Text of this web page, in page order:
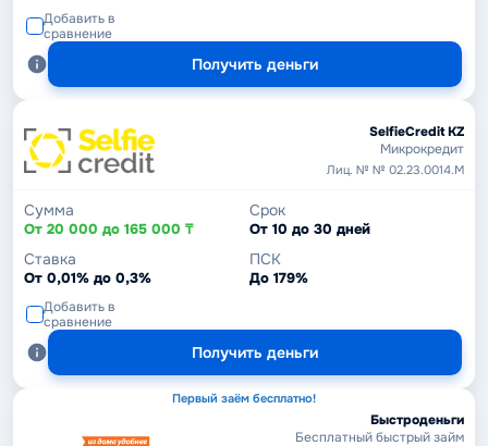
Добавить в
сравнение
Получить деньги
SelfieCredit KZ
Микрокредит
Лиц. № № 02.23.0014.М
Сумма
От 20 000 до 165 000 ₸
Срок
От 10 до 30 дней
Ставка
От 0,01% до 0,3%
ПСК
До 179%
Добавить в
сравнение
Получить деньги
Первый заём бесплатно!
Быстроденьги
Бесплатный быстрый займ